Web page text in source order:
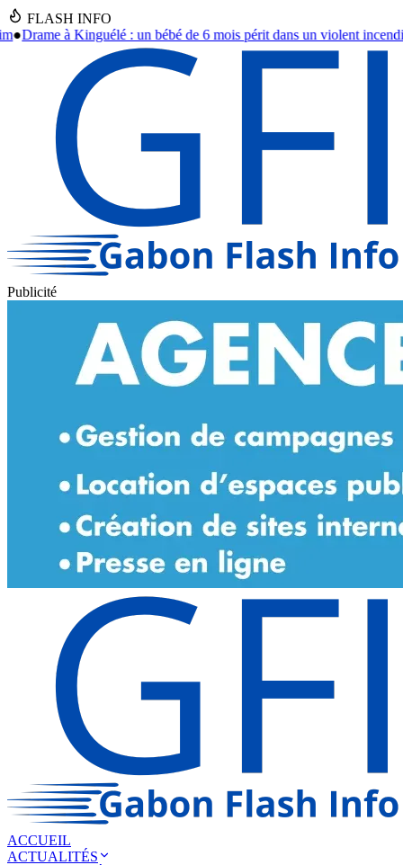
FLASH INFO
de 6 mois périt dans un violent incendie à Libreville●Cambriolage à
Publicité
ACCUEIL
ACTUALITÉS